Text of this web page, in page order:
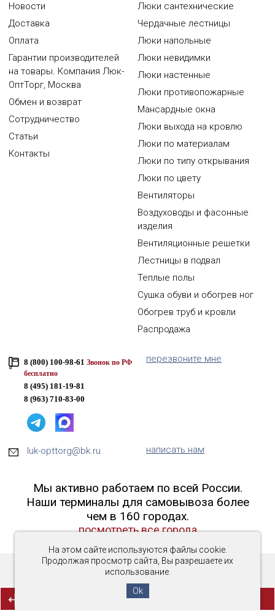
На этом сайте используются файлы cookie.
Продолжая просмотр сайта, Вы разрешаете их
использование.
Ok
СРАВНЕНИЕ
Новости
Доставка
Оплата
Гарантии производителей
на товары. Компания Люк-
ОптТорг, Москва
Обмен и возврат
Сотрудничество
Статьи
Контакты
Люки сантехнические
Чердачные лестницы
Люки напольные
Люки невидимки
Люки настенные
Люки противопожарные
Мансардные окна
Люки выхода на кровлю
Люки по материалам
Люки по типу открывания
Люки по цвету
Вентиляторы
Воздуховоды и фасонные
изделия
Вентиляционные решетки
Лестницы в подвал
Теплые полы
Сушка обуви и обогрев ног
Обогрев труб и кровли
Распродажа
8 (800) 100-98-61 Звонок по РФ
бесплатно
8 (495) 181-19-81
8 (963) 710-83-00
перезвоните мне
luk-opttorg@bk.ru написать нам
Мы активно работаем по всей России.
Наши терминалы для самовывоза более
чем в 160 городах.
посмотреть все города
Copyright © 2016-2026 «Люк-ОптТорг»